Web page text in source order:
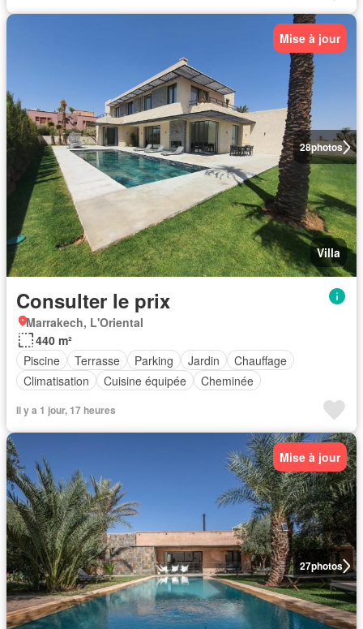
28photos
Mise à jour
Villa
Consulter le prix
Marrakech, L'Oriental
440 m²
Piscine
Terrasse Parking Jardin
Chauffage
Climatisation
Cuisine équipée Cheminée
Il y a 1 jour, 17 heures
27photos
Mise à jour